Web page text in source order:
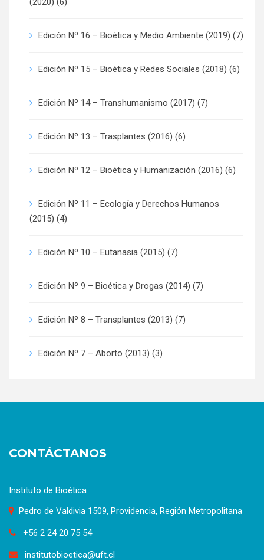
Edición Nº 16 – Bioética y Medio Ambiente (2019) (7)
Edición Nº 15 – Bioética y Redes Sociales (2018) (6)
Edición Nº 14 – Transhumanismo (2017) (7)
Edición Nº 13 – Trasplantes (2016) (6)
Edición Nº 12 – Bioética y Humanización (2016) (6)
Edición Nº 11 – Ecología y Derechos Humanos
(2015) (4)
Edición Nº 10 – Eutanasia (2015) (7)
Edición Nº 9 – Bioética y Drogas (2014) (7)
Edición Nº 8 – Transplantes (2013) (7)
Edición Nº 7 – Aborto (2013) (3)
CONTÁCTANOS
Instituto de Bioética
Pedro de Valdivia 1509, Providencia, Región Metropolitana
+56 2 24 20 75 54
institutobioetica@uft.cl